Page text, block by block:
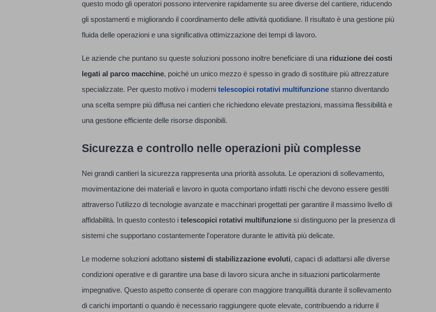
questo modo gli operatori possono intervenire rapidamente su aree diverse del cantiere, riducendo
gli spostamenti e migliorando il coordinamento delle attività quotidiane. Il risultato è una gestione più
fluida delle operazioni e una significativa ottimizzazione dei tempi di lavoro.
Le aziende che puntano su queste soluzioni possono inoltre beneficiare di una riduzione dei costi
legati al parco macchine, poiché un unico mezzo è spesso in grado di sostituire più attrezzature
specializzate. Per questo motivo i moderni telescopici rotativi multifunzione stanno diventando
una scelta sempre più diffusa nei cantieri che richiedono elevate prestazioni, massima flessibilità e
una gestione efficiente delle risorse disponibili.
Sicurezza e controllo nelle operazioni più complesse
Nei grandi cantieri la sicurezza rappresenta una priorità assoluta. Le operazioni di sollevamento,
movimentazione dei materiali e lavoro in quota comportano infatti rischi che devono essere gestiti
attraverso l'utilizzo di tecnologie avanzate e macchinari progettati per garantire il massimo livello di
affidabilità. In questo contesto i telescopici rotativi multifunzione si distinguono per la presenza di
sistemi che supportano costantemente l'operatore durante le attività più delicate.
Le moderne soluzioni adottano sistemi di stabilizzazione evoluti, capaci di adattarsi alle diverse
condizioni operative e di garantire una base di lavoro sicura anche in situazioni particolarmente
impegnative. Questo aspetto consente di operare con maggiore tranquillità durante il sollevamento
di carichi importanti o quando è necessario raggiungere quote elevate, contribuendo a ridurre il